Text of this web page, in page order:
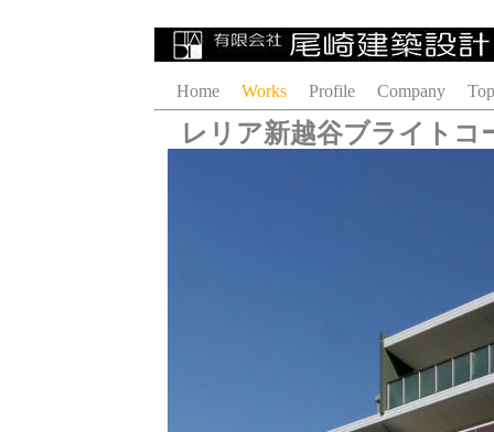
Home Works Profile Company
レリア新越谷ブライトコ